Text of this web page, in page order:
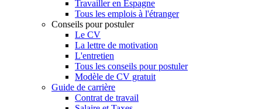
Travailler en Espagne
Tous les emplois à l'étranger
Conseils pour postuler
Le CV
La lettre de motivation
L'entretien
Tous les conseils pour postuler
Modèle de CV gratuit
Guide de carrière
Contrat de travail